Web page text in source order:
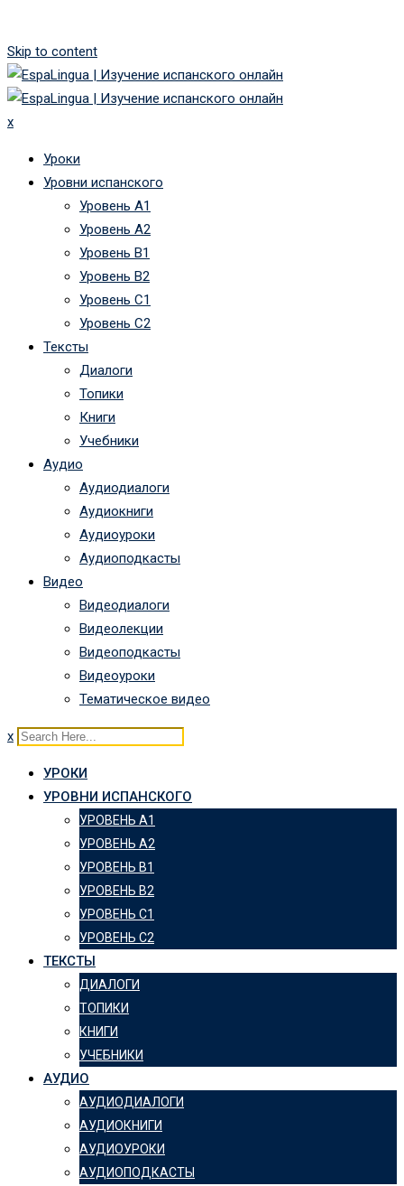
Skip to content
x
Уроки
Уровни испанского
Уровень А1
Уровень А2
Уровень B1
Уровень B2
Уровень C1
Уровень C2
Тексты
Диалоги
Топики
Книги
Учебники
Аудио
Аудиодиалоги
Аудиокниги
Аудиоуроки
Аудиоподкасты
Видео
Видеодиалоги
Видеолекции
Видеоподкасты
Видеоуроки
Тематическое видео
x
УРОКИ
УРОВНИ ИСПАНСКОГО
УРОВЕНЬ А1
УРОВЕНЬ А2
УРОВЕНЬ B1
УРОВЕНЬ B2
УРОВЕНЬ C1
УРОВЕНЬ C2
ТЕКСТЫ
ДИАЛОГИ
ТОПИКИ
КНИГИ
УЧЕБНИКИ
АУДИО
АУДИОДИАЛОГИ
АУДИОКНИГИ
АУДИОУРОКИ
АУДИОПОДКАСТЫ